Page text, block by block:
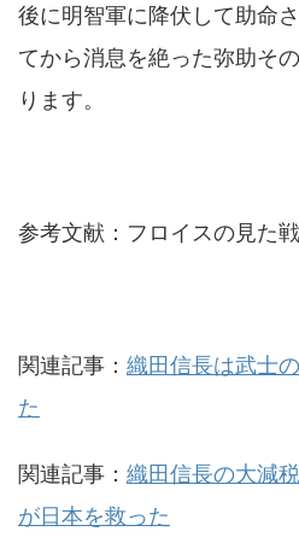
後に明智軍に降伏して助命
てから消息を絶った弥助そ
ります。
参考文献：フロイスの見た
関連記事： 織田信長は武士
た
関連記事： 織田信長の大減
が日本を救った